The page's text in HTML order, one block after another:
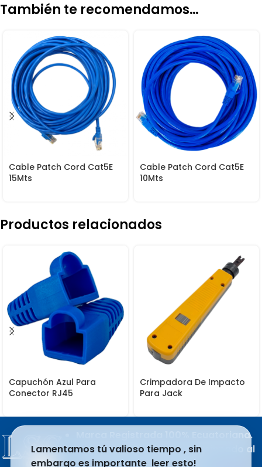
También te recomendamos…
Cable Patch Cord Cat5E
15Mts
Cable Patch Cord Cat5E
10Mts
Productos relacionados
Capuchón Azul Para
Conector RJ45
Crimpadora De Impacto
Para Jack
Marca Registrada 100% Ecuatoriana.
Producto del esfuerzo apasionado al
trabajo de sus integrantes.
Lamentamos tú valioso tiempo , sin
embargo es importante leer esto!